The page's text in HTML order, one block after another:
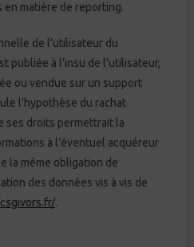
matière de reporting.
de l’utilisateur du
publiée à l’insu de l’utilisateur,
ou vendue sur un support
l’hypothèse du rachat
ses droits permettrait la
à l’éventuel acquéreur
la même obligation de
des données vis à vis de
.